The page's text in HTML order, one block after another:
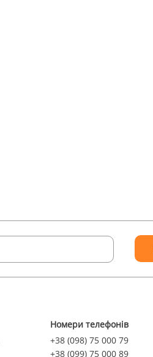
Номери телефонів
+38 (098) 75 000 79
+38 (099) 75 000 89